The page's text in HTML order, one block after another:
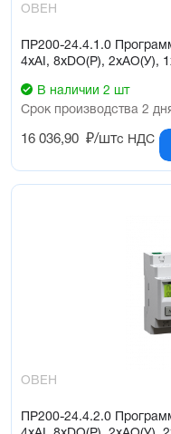
ОВЕН
ПР200-24.4.1.0
4xAI, 8xDO(Р), 2xAO(У),
В наличии 2 шт
Срок производства 2
16 036,90 ₽/штс НДС
ОВЕН
ПР200-24.4.2.0